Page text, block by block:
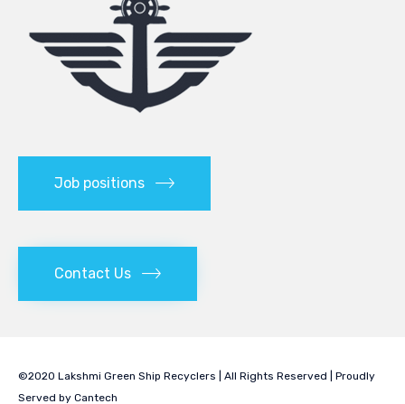
Job positions
Contact Us
©2020 Lakshmi Green Ship Recyclers | All Rights Reserved | Proudly
Served by Cantech